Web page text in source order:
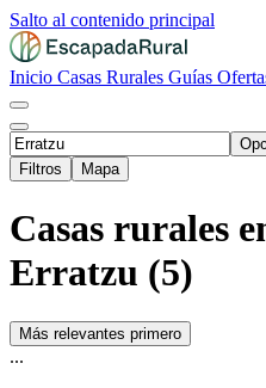
Salto al contenido principal
Inicio Casas Rurales Guías
Filtros
Mapa
Casas rurales
Erratzu (5)
Más relevantes primero
...